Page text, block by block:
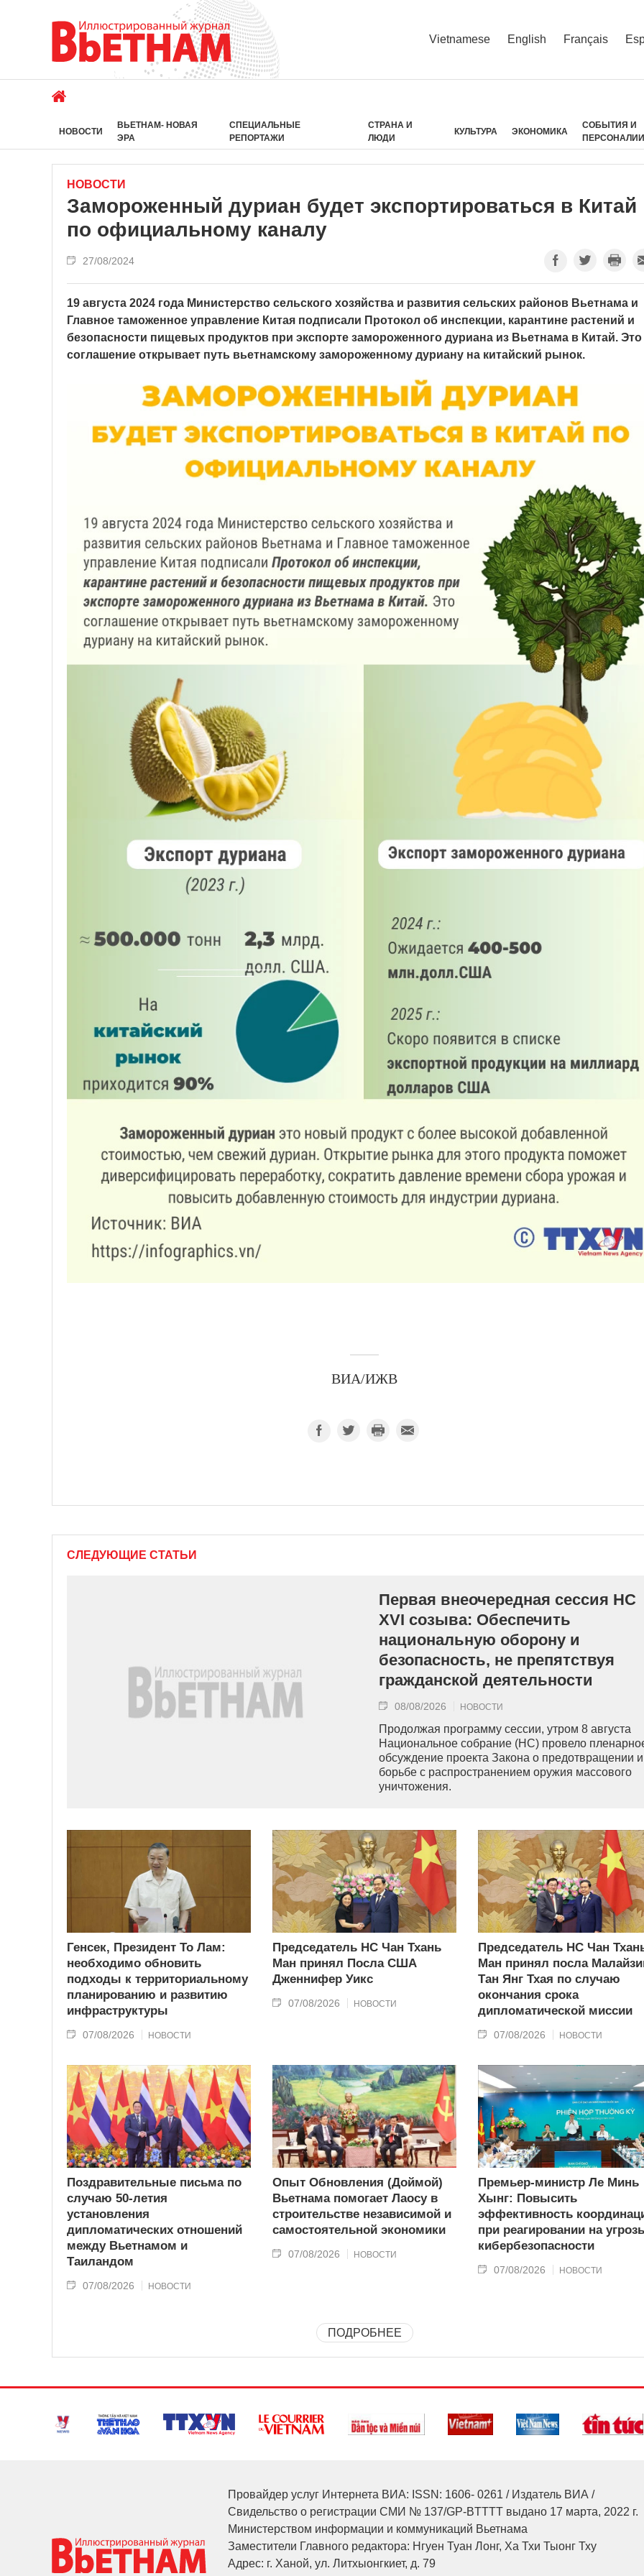
Vietnamese English Français
НОВОСТИ
ВЬЕТНАМ- НОВАЯ
ЭРА
СПЕЦИАЛЬНЫЕ
РЕПОРТАЖИ
СТРАНА И
ЛЮДИ
КУЛЬТУРА ЭКОНОМИКА
СОБЫТИЯ И
НОВОСТИ
Замороженный дуриан будет экспортироваться в Китай
по официальному каналу
27/08/2024
19 августа 2024 года Министерство сельского хозяйства и развития сельских районов Вьетнама и
Главное таможенное управление Китая подписали Протокол об инспекции, карантине растений и
безопасности пищевых продуктов при экспорте замороженного дуриана из Вьетнама в Китай. Это
соглашение открывает путь вьетнамскому замороженному дуриану на китайский рынок.
ВИА/ИЖВ
СЛЕДУЮЩИЕ СТАТЬИ
Первая внеочередная сессия НС
XVI созыва: Обеспечить
национальную оборону и
безопасность, не препятствуя
гражданской деятельности
08/08/2026 НОВОСТИ
Продолжая программу сессии, утром 8 августа
Национальное собрание (НС) провело
обсуждение проекта Закона о предотвращении и
борьбе с распространением оружия массового
уничтожения.
Генсек, Президент То Лам:
необходимо обновить
подходы к территориальному
планированию и развитию
инфраструктуры
07/08/2026 НОВОСТИ
Председатель НС Чан Тхань
Ман принял Посла США
Дженнифер Уикс
07/08/2026 НОВОСТИ
Председатель НС Чан
Ман принял посла
Тан Янг Тхая по случаю
окончания срока
дипломатической миссии
07/08/2026 НОВОСТИ
Поздравительные письма по
случаю 50-летия
установления
дипломатических отношений
между Вьетнамом и
Таиландом
07/08/2026 НОВОСТИ
Опыт Обновления (Доймой)
Вьетнама помогает Лаосу в
строительстве независимой и
самостоятельной экономики
07/08/2026 НОВОСТИ
Премьер-министр Ле Минь
Хынг: Повысить
эффективность
при реагировании на
кибербезопасности
07/08/2026 НОВОСТИ
ПОДРОБНЕЕ
Провайдер услуг Интернета ВИА: ISSN: 1606- 0261 / Издатель ВИА /
Свидельство о регистрации СМИ № 137/GP-BTTTT выдано 17 марта, 2022 г.
Министерством информации и коммуникаций Вьетнама
Заместители Главного редактора: Нгуен Туан Лонг, Ха Тхи Тыонг Тху
Адрес: г. Ханой, ул. Литхыонгкиет, д. 79